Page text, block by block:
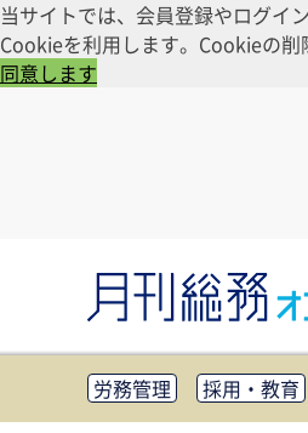
当サイトでは、会員登録やログイ
Cookieを利用します。Cookieの削
同意します
労務管理 採用・教育
知財管理
リスクマネ